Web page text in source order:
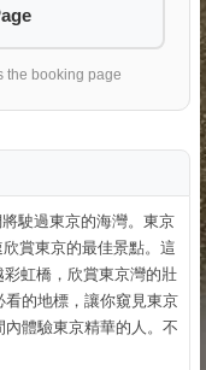
the booking page
駛過東京的海灣。東京
賞東京的最佳景點。這
虹橋，欣賞東京灣的壯
看的地標，讓你窺見東京
體驗東京精華的人。不